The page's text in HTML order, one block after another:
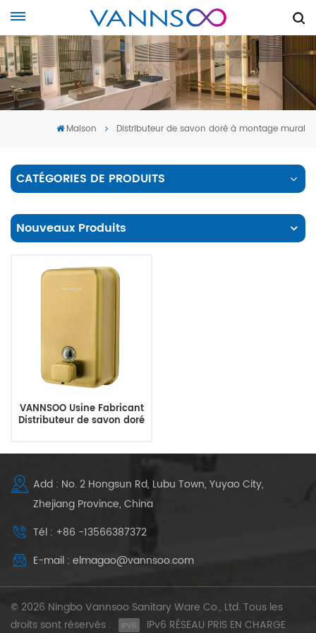
Maison Distributeur de savon doré à montage mural
CATÉGORIES DE PRODUITS
Nouveaux Produits
VANNSOO Usine Fabricant
Distributeur de savon doré
à montage mural
Add : No. 2 Hongsun Rd, Lubu Town, Yuyao City,
Zhejiang Province, China
Tél : +86 -13566387372
E-mail : elmagao@vannsoo.com
© 2026 Ningbo Vannsoo Sanitary Ware Co., Ltd. Tous les
droits sont réservés .
IPv6 RÉSEAU PRIS EN CHARGE